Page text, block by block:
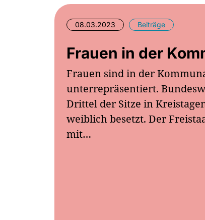
08.03.2023 Beiträge
Frauen in der
Frauen sind in der
unterrepräsentiert.
Drittel der Sitze in
weiblich besetzt. Der
mit…